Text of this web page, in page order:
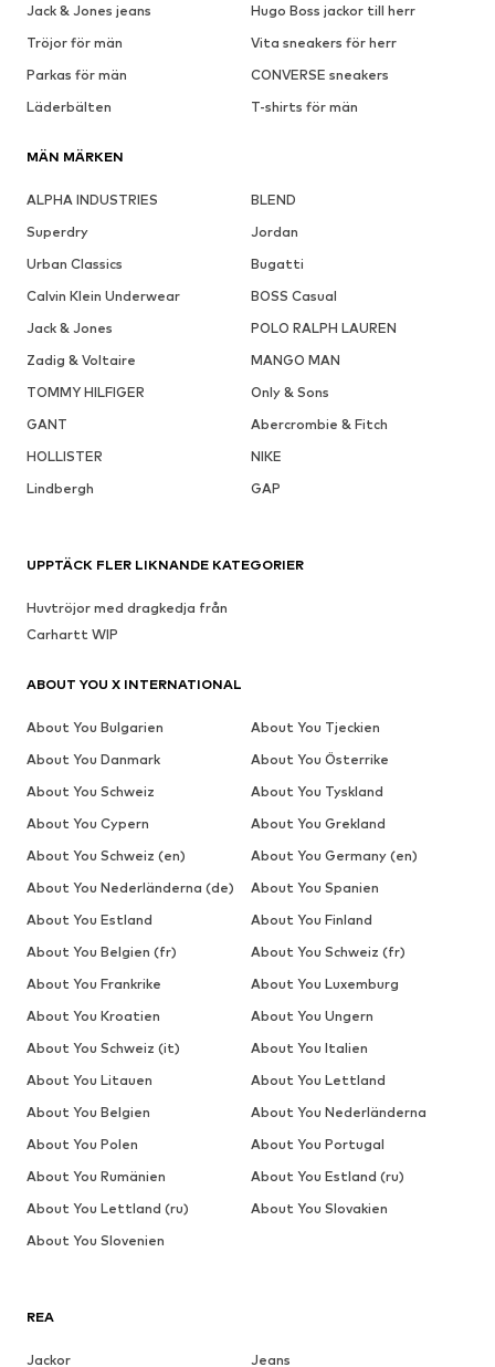
Jack & Jones jeans
Hugo Boss jackor till herr
Tröjor för män
Vita sneakers för herr
Parkas för män
CONVERSE sneakers
Läderbälten
T-shirts för män
MÄN MÄRKEN
ALPHA INDUSTRIES
BLEND
Superdry
Jordan
Urban Classics
Bugatti
Calvin Klein Underwear
BOSS Casual
Jack & Jones
POLO RALPH LAUREN
Zadig & Voltaire
MANGO MAN
TOMMY HILFIGER
Only & Sons
GANT
Abercrombie & Fitch
HOLLISTER
NIKE
Lindbergh
GAP
REA
Jackor
Jeans
UPPTÄCK FLER LIKNANDE KATEGORIER
Huvtröjor med dragkedja från
Carhartt WIP
ABOUT YOU X INTERNATIONAL
About You Bulgarien
About You Tjeckien
About You Danmark
About You Österrike
About You Schweiz
About You Tyskland
About You Cypern
About You Grekland
About You Schweiz (en)
About You Germany (en)
About You Nederländerna (de)
About You Spanien
About You Estland
About You Finland
About You Belgien (fr)
About You Schweiz (fr)
About You Frankrike
About You Luxemburg
About You Kroatien
About You Ungern
About You Schweiz (it)
About You Italien
About You Litauen
About You Lettland
About You Belgien
About You Nederländerna
About You Polen
About You Portugal
About You Rumänien
About You Estland (ru)
About You Lettland (ru)
About You Slovakien
About You Slovenien